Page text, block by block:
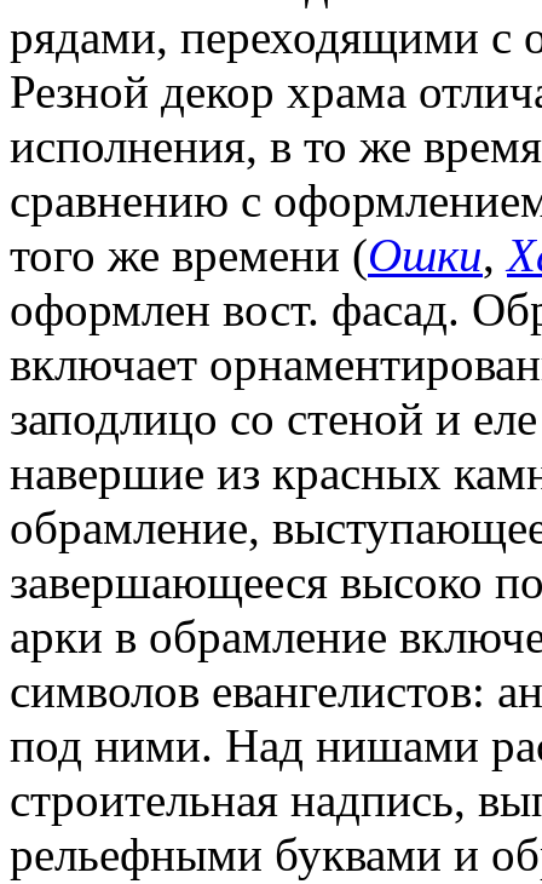
рядами, переходящими с
Резной декор храма
исполнения, в то же
сравнению с
того же времени (Ошки,
оформлен вост. фасад.
включает
заподлицо со стеной и
навершие из красных
обрамление,
завершающееся высоко
арки в обрамление
символов евангелистов:
под ними. Над нишами
строительная надпись,
рельефными буквами и